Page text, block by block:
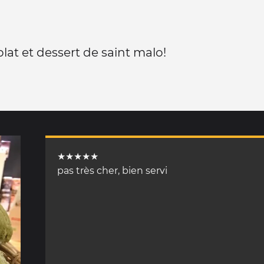
et dessert de saint malo!
★★★★★
pas très cher, bien servi